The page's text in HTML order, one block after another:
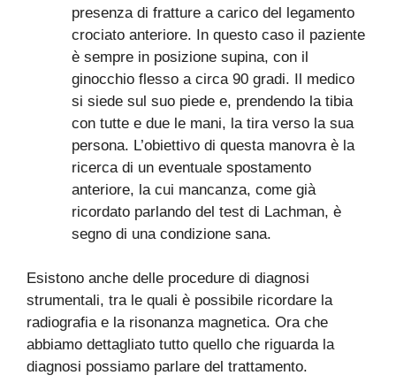
presenza di fratture a carico del legamento
crociato anteriore. In questo caso il paziente
è sempre in posizione supina, con il
ginocchio flesso a circa 90 gradi. Il medico
si siede sul suo piede e, prendendo la tibia
con tutte e due le mani, la tira verso la sua
persona. L’obiettivo di questa manovra è la
ricerca di un eventuale spostamento
anteriore, la cui mancanza, come già
ricordato parlando del test di Lachman, è
segno di una condizione sana.
Esistono anche delle procedure di diagnosi
strumentali, tra le quali è possibile ricordare la
radiografia e la risonanza magnetica. Ora che
abbiamo dettagliato tutto quello che riguarda la
diagnosi possiamo parlare del trattamento.